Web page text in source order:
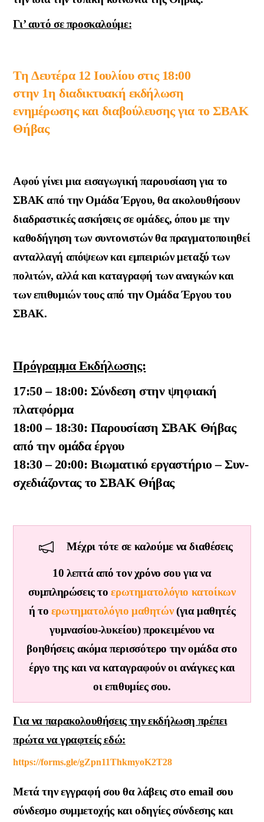
Γι’ αυτό σε προσκαλούμε:
Τη Δευτέρα 12 Ιουλίου στις 18:00
στην 1η διαδικτυακή εκδήλωση
ενημέρωσης και διαβούλευσης για το ΣΒΑΚ
Θήβας
Αφού γίνει μια εισαγωγική παρουσίαση για το
ΣΒΑΚ από την Ομάδα Έργου, θα ακολουθήσουν
διαδραστικές ασκήσεις σε ομάδες, όπου με την
καθοδήγηση των συντονιστών θα πραγματοποιηθεί
ανταλλαγή απόψεων και εμπειριών μεταξύ των
πολιτών, αλλά και καταγραφή των αναγκών και
των επιθυμιών τους από την Ομάδα Έργου του
ΣΒΑΚ.
Πρόγραμμα Εκδήλωσης:
17:50 – 18:00: Σύνδεση στην ψηφιακή
πλατφόρμα
18:00 – 18:30: Παρουσίαση ΣΒΑΚ Θήβας
από την ομάδα έργου
18:30 – 20:00: Βιωματικό εργαστήριο – Συν-
σχεδιάζοντας το ΣΒΑΚ Θήβας
Μέχρι τότε σε καλούμε να διαθέσεις
10 λεπτά από τον χρόνο σου για να
συμπληρώσεις τοερωτηματολόγιο κατοίκων
ή το ερωτηματολόγιο μαθητών(για μαθητές
γυμνασίου-λυκείου) προκειμένου να
βοηθήσεις ακόμα περισσότερο την ομάδα στο
έργο της και να καταγραφούν οι ανάγκες και
οι επιθυμίες σου.
Για να παρακολουθήσεις την εκδήλωση πρέπει
πρώτα να γραφτείς εδώ:
https://forms.gle/gZpn11ThkmyoK2T28
Μετά την εγγραφή σου θα λάβεις στο email σου
σύνδεσμο συμμετοχής και οδηγίες σύνδεσης και